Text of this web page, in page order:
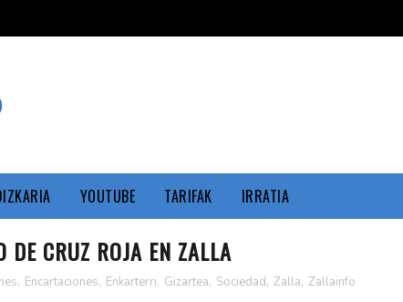
YOUTUBE TARIFAK IRRATIA
DE CRUZ ROJA EN ZALLA
, Encartaciones, Enkarterri, Gizartea, Sociedad, Zalla, Zallainfo